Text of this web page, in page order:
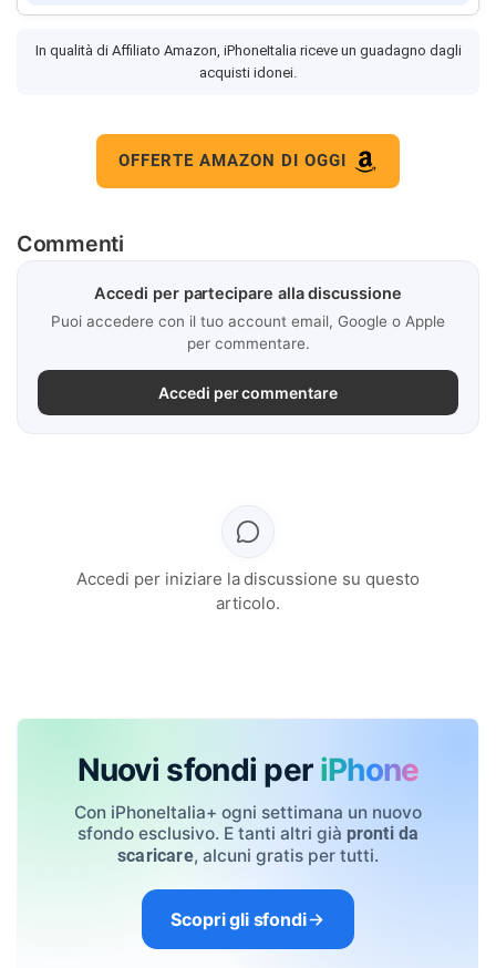
In qualità di Affiliato Amazon, iPhoneItalia riceve un guadagno dagli
acquisti idonei.
OFFERTE AMAZON DI OGGI
Commenti
Accedi per partecipare alla discussione
Puoi accedere con il tuo account email, Google o Apple
per commentare.
Accedi per commentare
Accedi per iniziare la discussione su questo
articolo.
Nuovi sfondi per iPhone
Con iPhoneItalia+ ogni settimana un nuovo
sfondo esclusivo. E tanti altri già pronti da
scaricare, alcuni gratis per tutti.
Scopri gli sfondi